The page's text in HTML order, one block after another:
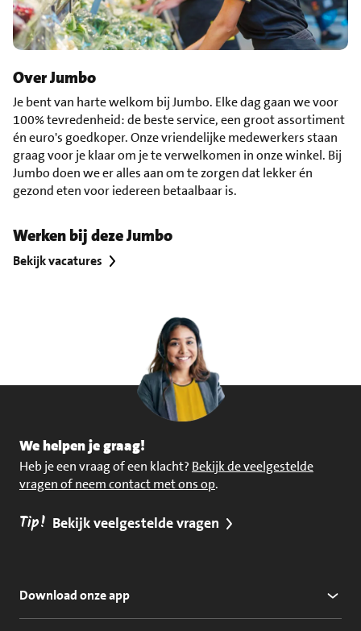
Over Jumbo
Je bent van harte welkom bij Jumbo. Elke dag gaan we voor
100% tevredenheid: de beste service, een groot assortiment
én euro's goedkoper. Onze vriendelijke medewerkers staan
graag voor je klaar om je te verwelkomen in onze winkel. Bij
Jumbo doen we er alles aan om te zorgen dat lekker én
gezond eten voor iedereen betaalbaar is.
Werken bij deze Jumbo
Bekijk vacatures
We helpen je graag!
Heb je een vraag of een klacht? Bekijk de veelgestelde
vragen of neem contact met ons op.
Tip! Bekijk veelgestelde vragen
Download onze app